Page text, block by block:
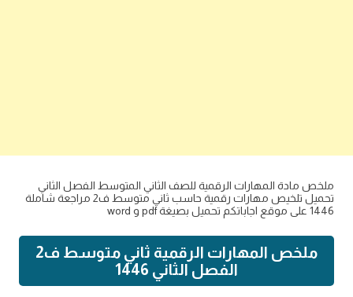
ملخص مادة المهارات الرقمية للصف الثاني المتوسط الفصل الثاني
تحميل تلخيص مهارات رقمية حاسب ثاني متوسط ف2 مراجعة شاملة
1446 على موقع اجاباتكم تحميل بصيغة pdf و word
ملخص المهارات الرقمية ثاني متوسط ف2
الفصل الثاني 1446